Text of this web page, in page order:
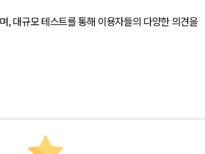
, 대규모 테스트를 통해 이용자들의 다양한 의견을